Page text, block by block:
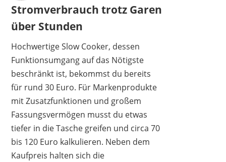
Stromverbrauch trotz Garen
über Stunden
Hochwertige Slow Cooker, dessen
Funktionsumgang auf das Nötigste
beschränkt ist, bekommst du bereits
für rund 30 Euro. Für Markenprodukte
mit Zusatzfunktionen und großem
Fassungsvermögen musst du etwas
tiefer in die Tasche greifen und circa 70
bis 120 Euro kalkulieren. Neben dem
Kaufpreis halten sich die